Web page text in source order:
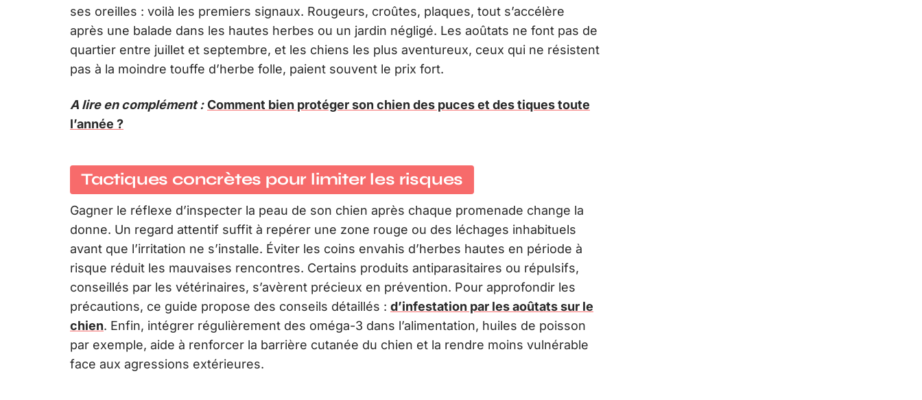
ses oreilles : voilà les premiers signaux. Rougeurs, croûtes, plaques, tout s’accélère
après une balade dans les hautes herbes ou un jardin négligé. Les aoûtats ne font pas de
quartier entre juillet et septembre, et les chiens les plus aventureux, ceux qui ne résistent
pas à la moindre touffe d’herbe folle, paient souvent le prix fort.
A lire en complément : Comment bien protéger son chien des puces et des tiques toute
l’année ?
Tactiques concrètes pour limiter les risques
Gagner le réflexe d’inspecter la peau de son chien après chaque promenade change la
donne. Un regard attentif suffit à repérer une zone rouge ou des léchages inhabituels
avant que l’irritation ne s’installe. Éviter les coins envahis d’herbes hautes en période à
risque réduit les mauvaises rencontres. Certains produits antiparasitaires ou répulsifs,
conseillés par les vétérinaires, s’avèrent précieux en prévention. Pour approfondir les
précautions, ce guide propose des conseils détaillés : d’infestation par les aoûtats sur le
chien. Enfin, intégrer régulièrement des oméga-3 dans l’alimentation, huiles de poisson
par exemple, aide à renforcer la barrière cutanée du chien et la rendre moins vulnérable
face aux agressions extérieures.